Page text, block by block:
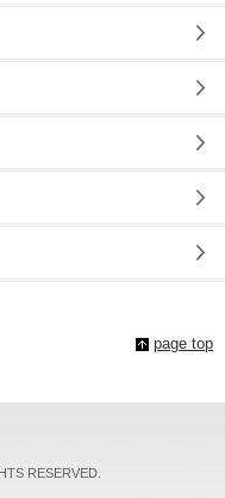
page top
RESERVED.